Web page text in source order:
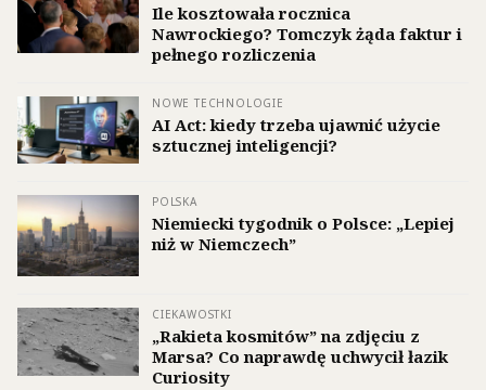
Ile kosztowała rocznica
Nawrockiego? Tomczyk żąda faktur i
pełnego rozliczenia
NOWE TECHNOLOGIE
AI Act: kiedy trzeba ujawnić użycie
sztucznej inteligencji?
POLSKA
Niemiecki tygodnik o Polsce: „Lepiej
niż w Niemczech”
CIEKAWOSTKI
„Rakieta kosmitów” na zdjęciu z
Marsa? Co naprawdę uchwycił łazik
Curiosity